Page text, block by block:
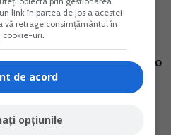
de persoanele fizice se
cursul anului fiscal
(1) incep sau inceteaza o
impozitul pe venit si
link în partea de jos a acestei
vă retrage consimțământul în
cookie-uri.
de acord
opțiunile